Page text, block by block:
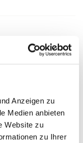
Anzeigen zu
Medien anbieten
Website zu
zu Ihrer